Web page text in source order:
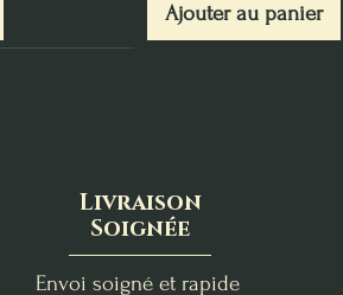
Ajouter au panier
Livraison
Soignée
Envoi soigné et rapide